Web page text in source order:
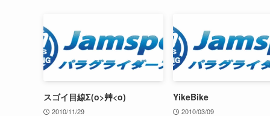
スゴイ目線Σ(o>艸<o)
2010/11/29
YikeBike
2010/03/09